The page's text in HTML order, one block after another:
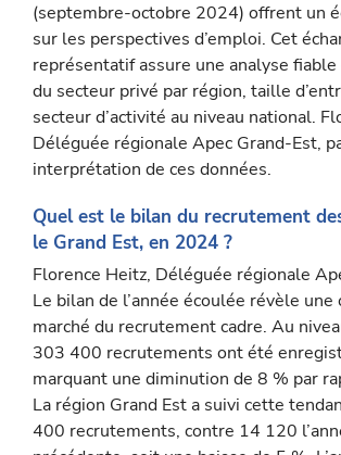
(septembre-octobre 2024) offrent un
sur les pers­pectives d’emploi. Cet
représentatif assure une analyse
du secteur privé par région, taille
secteur d’activité au niveau national.
Déléguée ré­gionale Apec Grand-Est,
interprétation de ces données.
Quel est le bilan du recrutement
le Grand Est, en 2024 ?
Florence Heitz, Déléguée régionale
Le bilan de l’année écoulée révèle une
marché du recrutement cadre. Au
303 400 recrutements ont été
marquant une diminution de 8 % par
La région Grand Est a suivi cette
400 recrutements, contre 14 120